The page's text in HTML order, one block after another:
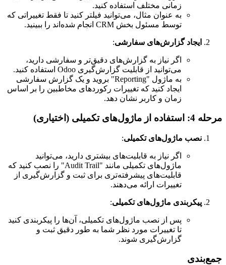
زمانی مختلف استفاده کنید.
به عنوان مثال، می‌توانید فیلتر کنید تا فقط تغییراتی که
توسط مسئول بخش CRM انجام شده‌اند را ببینید.
ایجاد گزارش‌های سفارشی:
اگر نیاز به گزارش‌های دقیق‌تر و سفارشی دارید،
می‌توانید از قابلیت گزارش‌گیری Odoo استفاده کنید.
به ماژول "Reporting" بروید و یک گزارش سفارشی
ایجاد کنید که تغییرات رکوردهای مخاطبین را بر اساس
زمان و کاربر نشان دهد.
مرحله 4: استفاده از ماژول‌های تکمیلی (اختیاری)
نصب ماژول‌های تکمیلی:
اگر نیاز به قابلیت‌های بیشتری دارید، می‌توانید
ماژول‌های تکمیلی مانند "Audit Trail" را نصب کنید که
قابلیت‌های پیشرفته‌تری برای ثبت و گزارش‌گیری از
تغییرات ارائه می‌دهند.
پیکربندی ماژول‌های تکمیلی:
پس از نصب ماژول‌های تکمیلی، آن‌ها را پیکربندی کنید
تا تغییرات مورد نظر شما به طور دقیق ثبت و
گزارش‌گیری شوند.
جمع‌بندی